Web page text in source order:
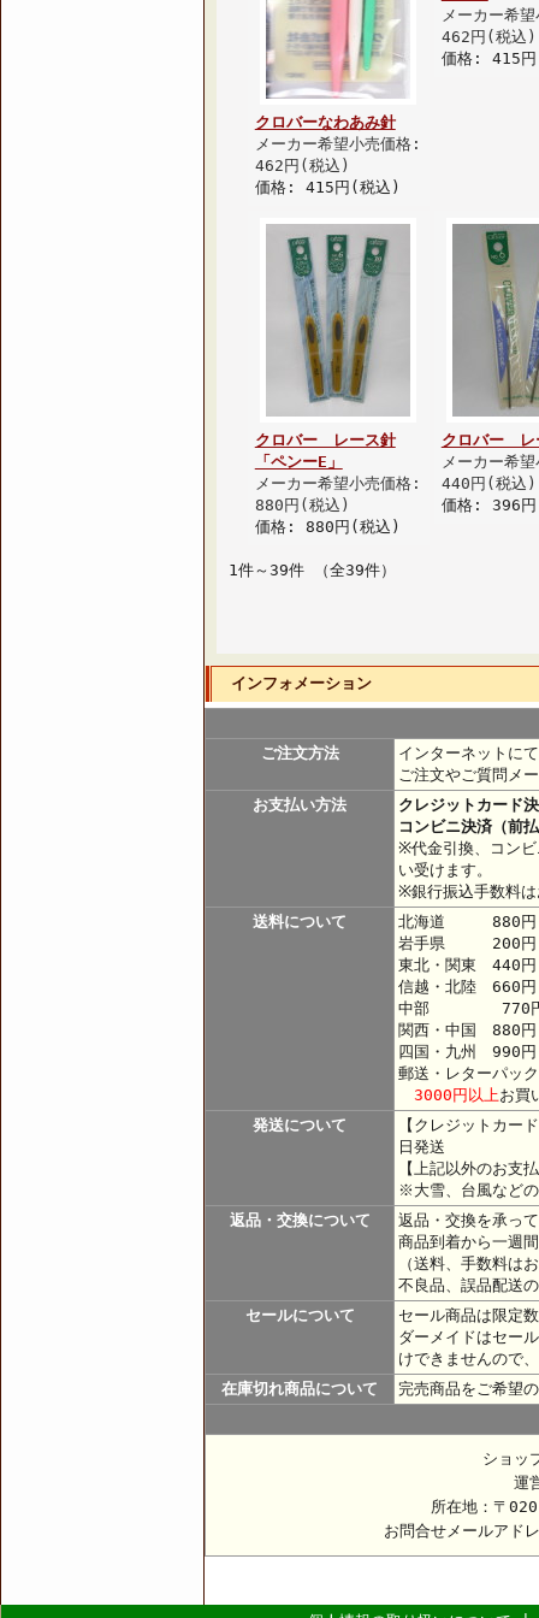
クロバーなわあみ針
メーカー希望小売価格:
462円(税込)
価格: 415円(税込)
メーカー希
462円(税込)
価格: 415
クロバー レース針
「ペンーE」
メーカー希望小売価格:
880円(税込)
価格: 880円(税込)
クロバー レ
メーカー希
440円(税込)
価格: 396
1件～39件 （全39件）
インフォメーション
ご注文方法
インターネットに
ご注文やご質問メ
お支払い方法
クレジットカード
コンビニ決済（前
※代金引換、コン
い受けます。
※銀行振込手数料は
送料について
北海道 880円
岩手県 200円
東北・関東 440
信越・北陸 660円
中部 770
関西・中国 880円
四国・九州 990円
郵送・レターパッ
3000円以上お買
発送について
【クレジットカー
日発送
【上記以外のお支
※大雪、台風など
返品・交換について
返品・交換を承っ
商品到着から一週
（送料、手数料は
不良品、誤品配送
セールについて
セール商品は限定
ダーメイドはセー
けできませんので
在庫切れ商品について
完売商品をご希望
ショッ
運
所在地：〒
お問合せメールアド